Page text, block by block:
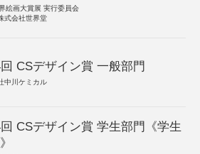
絵画大賞展 実行委員会
式会社世界堂
CSデザイン賞 一般部門
中川ケミカル
CSデザイン賞 学生部門《学生